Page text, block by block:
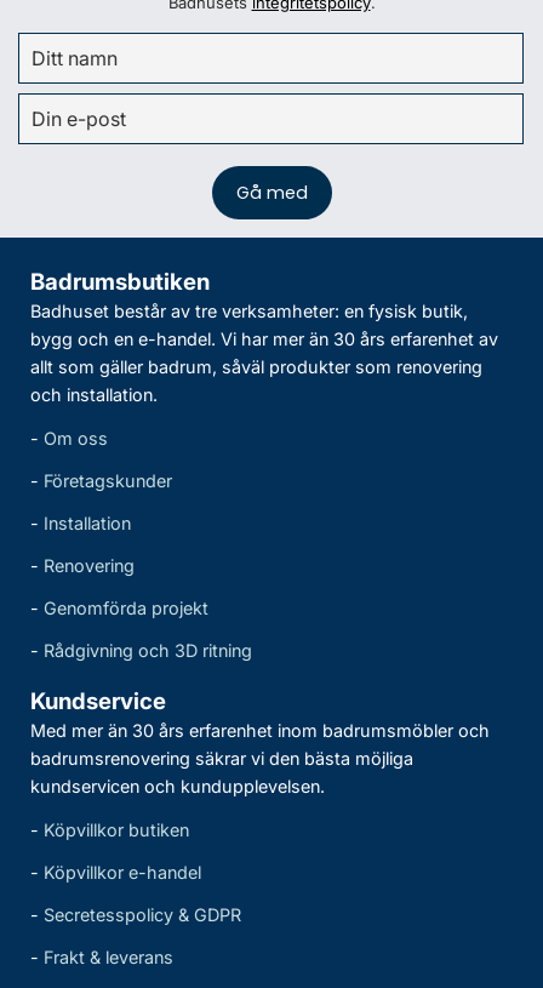
Badrumsbutiken
Badhuset består av tre verksamheter: en fysisk butik,
bygg och en e-handel. Vi har mer än 30 års erfarenhet av
allt som gäller badrum, såväl produkter som renovering
och installation.
- Om oss
- Företagskunder
- Installation
- Renovering
- Genomförda projekt
- Rådgivning och 3D ritning
Kundservice
Med mer än 30 års erfarenhet inom badrumsmöbler och
badrumsrenovering säkrar vi den bästa möjliga
kundservicen och kundupplevelsen.
- Köpvillkor butiken
- Köpvillkor e-handel
- Secretesspolicy & GDPR
- Frakt & leverans